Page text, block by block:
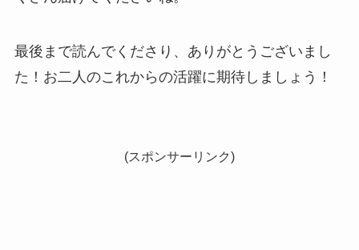
最後まで読んでくださり、ありがとうございまし
た！お二人のこれからの活躍に期待しましょう！
(スポンサーリンク)